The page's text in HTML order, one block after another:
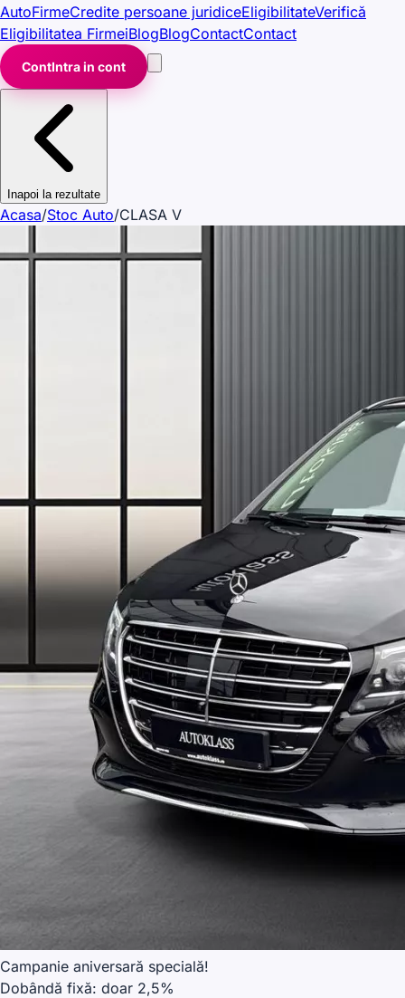
AutoFirmeCredite persoane juridiceEligibilitateVerifică
Eligibilitatea FirmeiBlogBlogContactContact
ContIntra in cont
Inapoi la rezultate
Acasa/Stoc Auto/CLASA V
Campanie aniversară specială!
Dobândă fixă: doar 2,5%